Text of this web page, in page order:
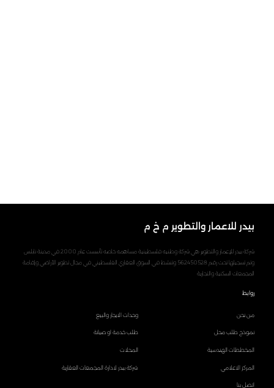
بيدر للاعمار والتطوير م خ م
شركة بيدر للإعمار والتطوير هي شركة وطنيه فلسطينية مساهمه خاصه تأسست عام 2000 في مدينة نابلس
وتم تسجيلها تحت رقم 562450528 وتنشط في السوق العقاري الفلسطيني في مجال تطوير الأراضي وإقامة
المجمعات السكنية والتجارية
روابط
من نحن وحدات الايجار والبيع
نموذج طلب محل طلب خدمة او صيانة
المخططات الهندسية المحلات
المركز الاعلامي شركة بيدر لادارة المجمعات العقارية
اتصل بنا